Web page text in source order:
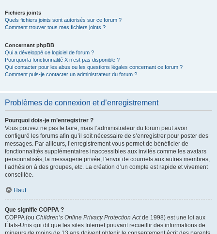
Fichiers joints
Quels fichiers joints sont autorisés sur ce forum ?
Comment trouver tous mes fichiers joints ?
Concernant phpBB
Qui a développé ce logiciel de forum ?
Pourquoi la fonctionnalité X n’est pas disponible ?
Qui contacter pour les abus ou les questions légales concernant ce forum ?
Comment puis-je contacter un administrateur du forum ?
Problèmes de connexion et d’enregistrement
Pourquoi dois-je m’enregistrer ?
Vous pouvez ne pas le faire, mais l’administrateur du forum peut avoir
configuré les forums afin qu’il soit nécessaire de s’enregistrer pour poster des
messages. Par ailleurs, l’enregistrement vous permet de bénéficier de
fonctionnalités supplémentaires inaccessibles aux invités comme les avatars
personnalisés, la messagerie privée, l’envoi de courriels aux autres membres,
l’adhésion à des groupes, etc. La création d’un compte est rapide et vivement
conseillée.
Haut
Que signifie COPPA ?
COPPA (ou Children’s Online Privacy Protection Actde 1998) est une loi aux
États-Unis qui dit que les sites Internet pouvant recueillir des informations de